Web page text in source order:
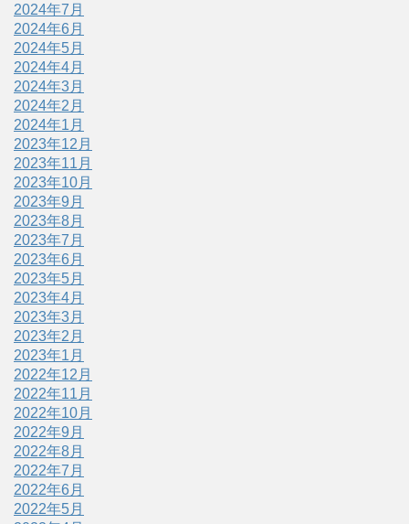
2024年7月
2024年6月
2024年5月
2024年4月
2024年3月
2024年2月
2024年1月
2023年12月
2023年11月
2023年10月
2023年9月
2023年8月
2023年7月
2023年6月
2023年5月
2023年4月
2023年3月
2023年2月
2023年1月
2022年12月
2022年11月
2022年10月
2022年9月
2022年8月
2022年7月
2022年6月
2022年5月